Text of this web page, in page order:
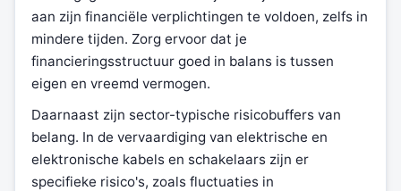
aan zijn financiële verplichtingen te voldoen, zelfs in
mindere tijden. Zorg ervoor dat je
financieringsstructuur goed in balans is tussen
eigen en vreemd vermogen.
Daarnaast zijn sector-typische risicobuffers van
belang. In de vervaardiging van elektrische en
elektronische kabels en schakelaars zijn er
specifieke risico's, zoals fluctuaties in